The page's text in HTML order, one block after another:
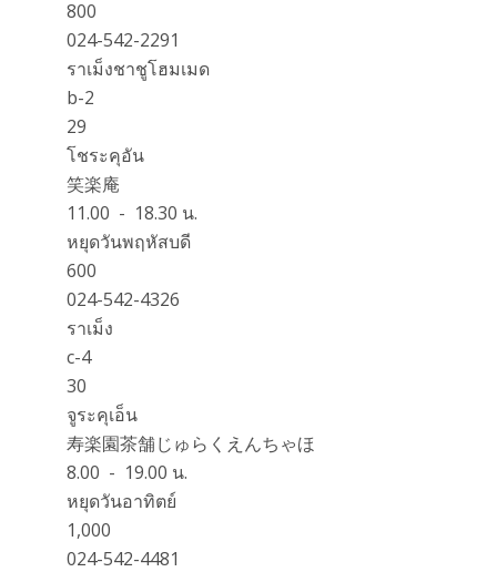
800
024-542-2291
ราเม็งชาชูโฮมเมด
b-2
29
โชระคุอัน
笑楽庵
11.00 - 18.30 น.
หยุดวันพฤหัสบดี
600
024-542-4326
ราเม็ง
c-4
30
จูระคุเอ็น
寿楽園茶舗じゅらくえんちゃほ
8.00 - 19.00 น.
หยุดวันอาทิตย์
1,000
024-542-4481